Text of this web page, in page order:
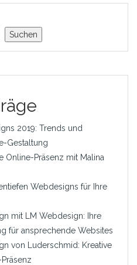
Suchen
2019: Trends und
Gestaltung
Online-Präsenz mit Malina
Webdesigns für Ihre
mit LM Webdesign: Ihre
für ansprechende Websites
von Luderschmid: Kreative